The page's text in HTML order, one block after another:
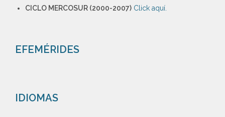
CICLO MERCOSUR (2000-2007) Click aquí.
EFEMÉRIDES
IDIOMAS